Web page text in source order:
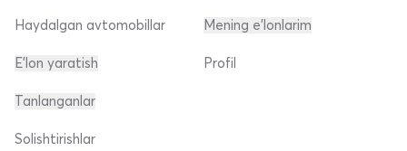
Haydalgan avtomobillar
E'lon yaratish
Mening e'lonlarim
Profil
Tanlanganlar
Solishtirishlar